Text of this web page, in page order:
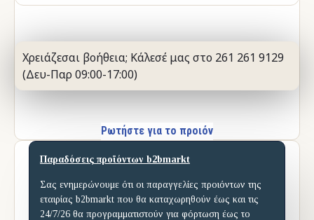
Χρειάζεσαι βοήθεια; Κάλεσέ μας στο 261 261 9129
(Δευ-Παρ 09:00-17:00)
Ρωτήστε για το προιόν
Παραδόσεις προϊόντων b2bmarkt
Σας ενημερώνουμε ότι οι παραγγελίες προιόντων της
εταιρίας b2bmarkt που θα καταχωρηθούν έως και τις
24/7/26 θα προγραμματιστούν για φόρτωση έως το